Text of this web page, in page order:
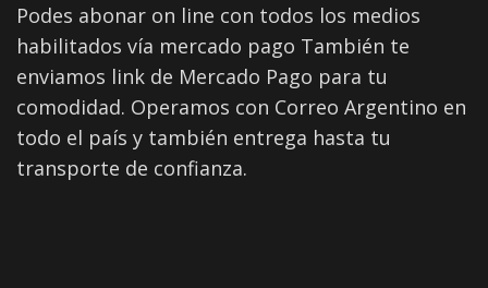
Podes abonar on line con todos los medios
habilitados vía mercado pago También te
enviamos link de Mercado Pago para tu
comodidad. Operamos con Correo Argentino en
todo el país y también entrega hasta tu
transporte de confianza.